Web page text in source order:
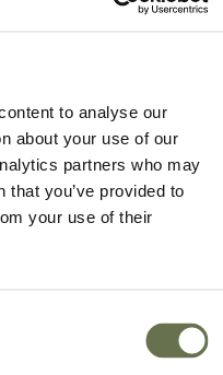
to analyse our
about your use of our
partners who may
that you’ve provided to
your use of their